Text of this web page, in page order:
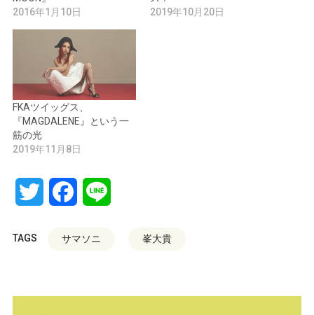
2016年1月10日
2019年10月20日
FKAツイッグス、
『MAGDALENE』という一
筋の光
2019年11月8日
Twitter Facebook
TAGS サマソニ 峯大貴